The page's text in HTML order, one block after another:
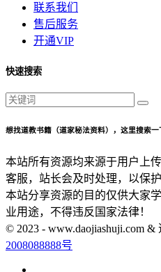
联系我们
售后服务
开通VIP
快速搜索
想找道教书籍（道家秘法资料），这里搜索一
本站所有资源均来源于用户上
客服，站长会及时处理，以保
本站分享资源的目的仅供大家
业用途，不得违反国家法律！
© 2023 - www.daojiashuji.com
2008088888号